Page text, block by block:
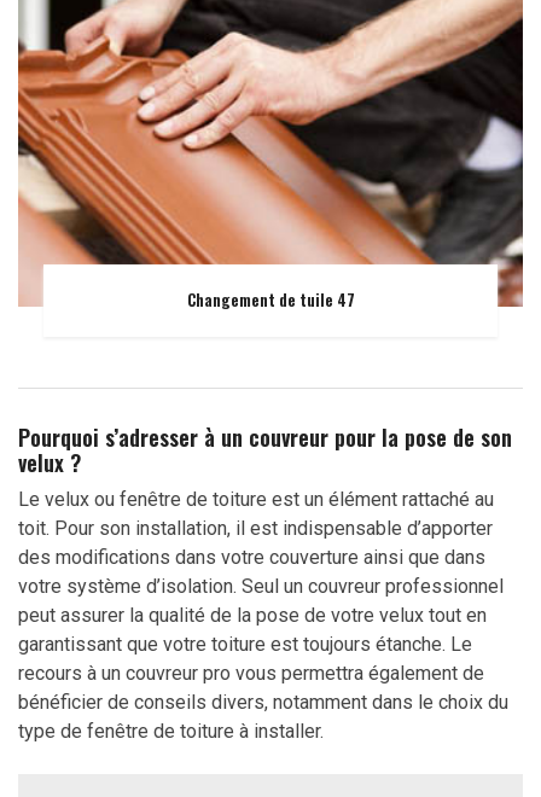
Changement de tuile 47
Pourquoi s’adresser à un couvreur pour la pose de son
velux ?
Le velux ou fenêtre de toiture est un élément rattaché au
toit. Pour son installation, il est indispensable d’apporter
des modifications dans votre couverture ainsi que dans
votre système d’isolation. Seul un couvreur professionnel
peut assurer la qualité de la pose de votre velux tout en
garantissant que votre toiture est toujours étanche. Le
recours à un couvreur pro vous permettra également de
bénéficier de conseils divers, notamment dans le choix du
type de fenêtre de toiture à installer.